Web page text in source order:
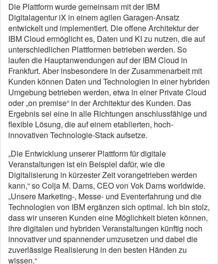
Die Plattform wurde gemeinsam mit der IBM
Digitalagentur iX in einem agilen Garagen-Ansatz
entwickelt und implementiert. Die offene Architektur der
IBM Cloud ermöglicht es, Daten und KI zu nutzen, die auf
unterschiedlichen Plattformen betrieben werden. So
laufen die Hauptanwendungen auf der IBM Cloud in
Frankfurt. Aber insbesondere in der Zusammenarbeit mit
Kunden können Daten und Technologien in einer hybriden
Umgebung betrieben werden, etwa in einer Private Cloud
oder „on premise“ in der Architektur des Kunden. Das
Ergebnis sei eine in alle Richtungen anschlussfähige und
flexible Lösung, die auf einem etablierten, hoch-
innovativen Technologie-Stack aufsetze.
„Die Entwicklung unserer Plattform für digitale
Veranstaltungen ist ein Beispiel dafür, wie die
Digitalisierung in kürzester Zeit vorangetrieben werden
kann,“ so Colja M. Dams, CEO von Vok Dams worldwide.
„Unsere Marketing-, Messe- und Eventerfahrung und die
Technologien von IBM ergänzen sich optimal. Ich bin stolz,
dass wir unseren Kunden eine Möglichkeit bieten können,
ihre digitalen und hybriden Veranstaltungen künftig noch
innovativer und spannender umzusetzen und dabei die
zuverlässige Realisierung in den besten Händen zu
wissen.“